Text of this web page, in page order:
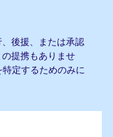
後援、または承認
提携もありませ
定するためのみに